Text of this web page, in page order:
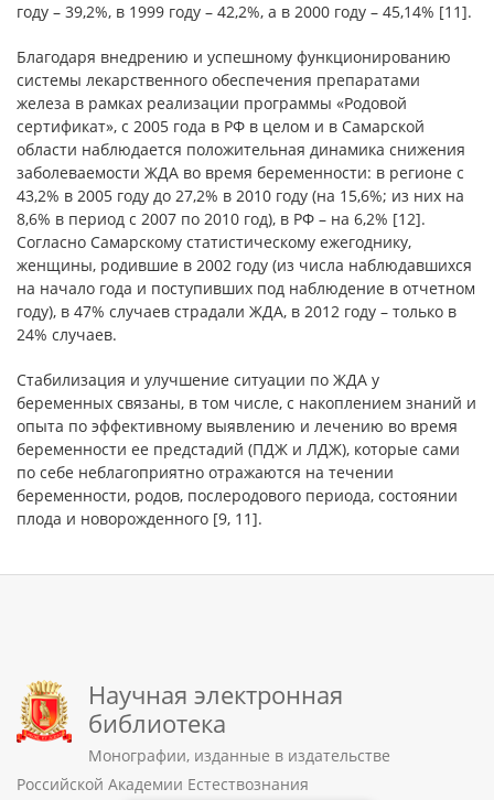
году – 39,2%, в 1999 году – 42,2%, а в 2000 году – 45,14% [11].
Благодаря внедрению и успешному функционированию
системы лекарственного обеспечения препаратами
железа в рамках реализации программы «Родовой
сертификат», с 2005 года в РФ в целом и в Самарской
области наблюдается положительная динамика снижения
заболеваемости ЖДА во время беременности: в регионе с
43,2% в 2005 году до 27,2% в 2010 году (на 15,6%; из них на
8,6% в период с 2007 по 2010 год), в РФ – на 6,2% [12].
Согласно Самарскому статистическому ежегоднику,
женщины, родившие в 2002 году (из числа наблюдавшихся
на начало года и поступивших под наблюдение в отчетном
году), в 47% случаев страдали ЖДА, в 2012 году – только в
24% случаев.
Стабилизация и улучшение ситуации по ЖДА у
беременных связаны, в том числе, с накоплением знаний и
опыта по эффективному выявлению и лечению во время
беременности ее предстадий (ПДЖ и ЛДЖ), которые сами
по себе неблагоприятно отражаются на течении
беременности, родов, послеродового периода, состоянии
плода и новорожденного [9, 11].
Научная электронная
библиотека
Монографии, изданные в издательстве
Российской Академии Естествознания